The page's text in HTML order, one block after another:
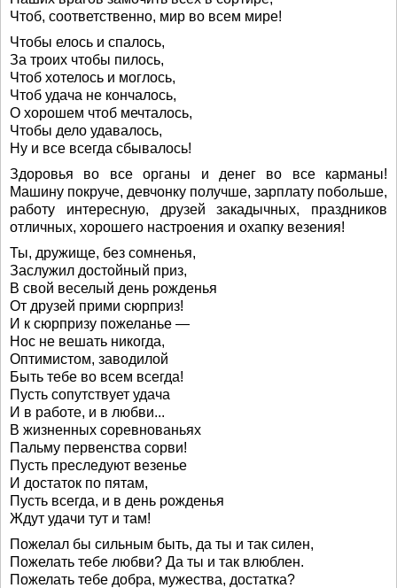
Чтоб, соответственно, мир во всем мире!
Чтобы елось и спалось,
За троих чтобы пилось,
Чтоб хотелось и моглось,
Чтоб удача не кончалось,
О хорошем чтоб мечталось,
Чтобы дело удавалось,
Ну и все всегда сбывалось!
Здоровья во все органы и денег во все карманы!
Машину покруче, девчонку получше, зарплату побольше,
работу интересную, друзей закадычных, праздников
отличных, хорошего настроения и охапку везения!
Ты, дружище, без сомненья,
Заслужил достойный приз,
В свой веселый день рожденья
От друзей прими сюрприз!
И к сюрпризу пожеланье —
Нос не вешать никогда,
Оптимистом, заводилой
Быть тебе во всем всегда!
Пусть сопутствует удача
И в работе, и в любви...
В жизненных соревнованьях
Пальму первенства сорви!
Пусть преследуют везенье
И достаток по пятам,
Пусть всегда, и в день рожденья
Ждут удачи тут и там!
Пожелал бы сильным быть, да ты и так силен,
Пожелать тебе любви? Да ты и так влюблен.
Пожелать тебе добра, мужества, достатка?